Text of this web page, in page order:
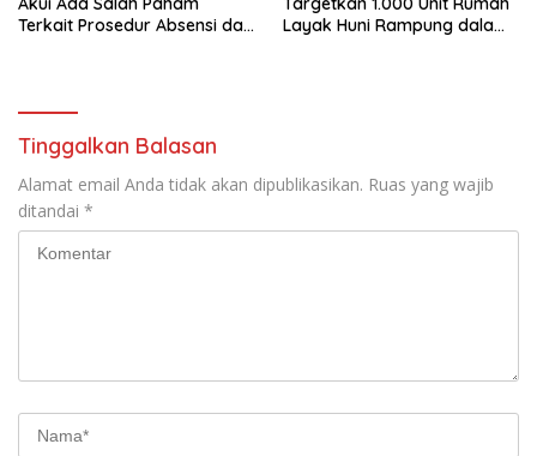
Terkait Prosedur Absensi dan
Layak Huni Rampung dalam
Tinggalkan Balasan
Alamat email Anda tidak akan dipublikasikan. Ruas yang wajib
ditandai *